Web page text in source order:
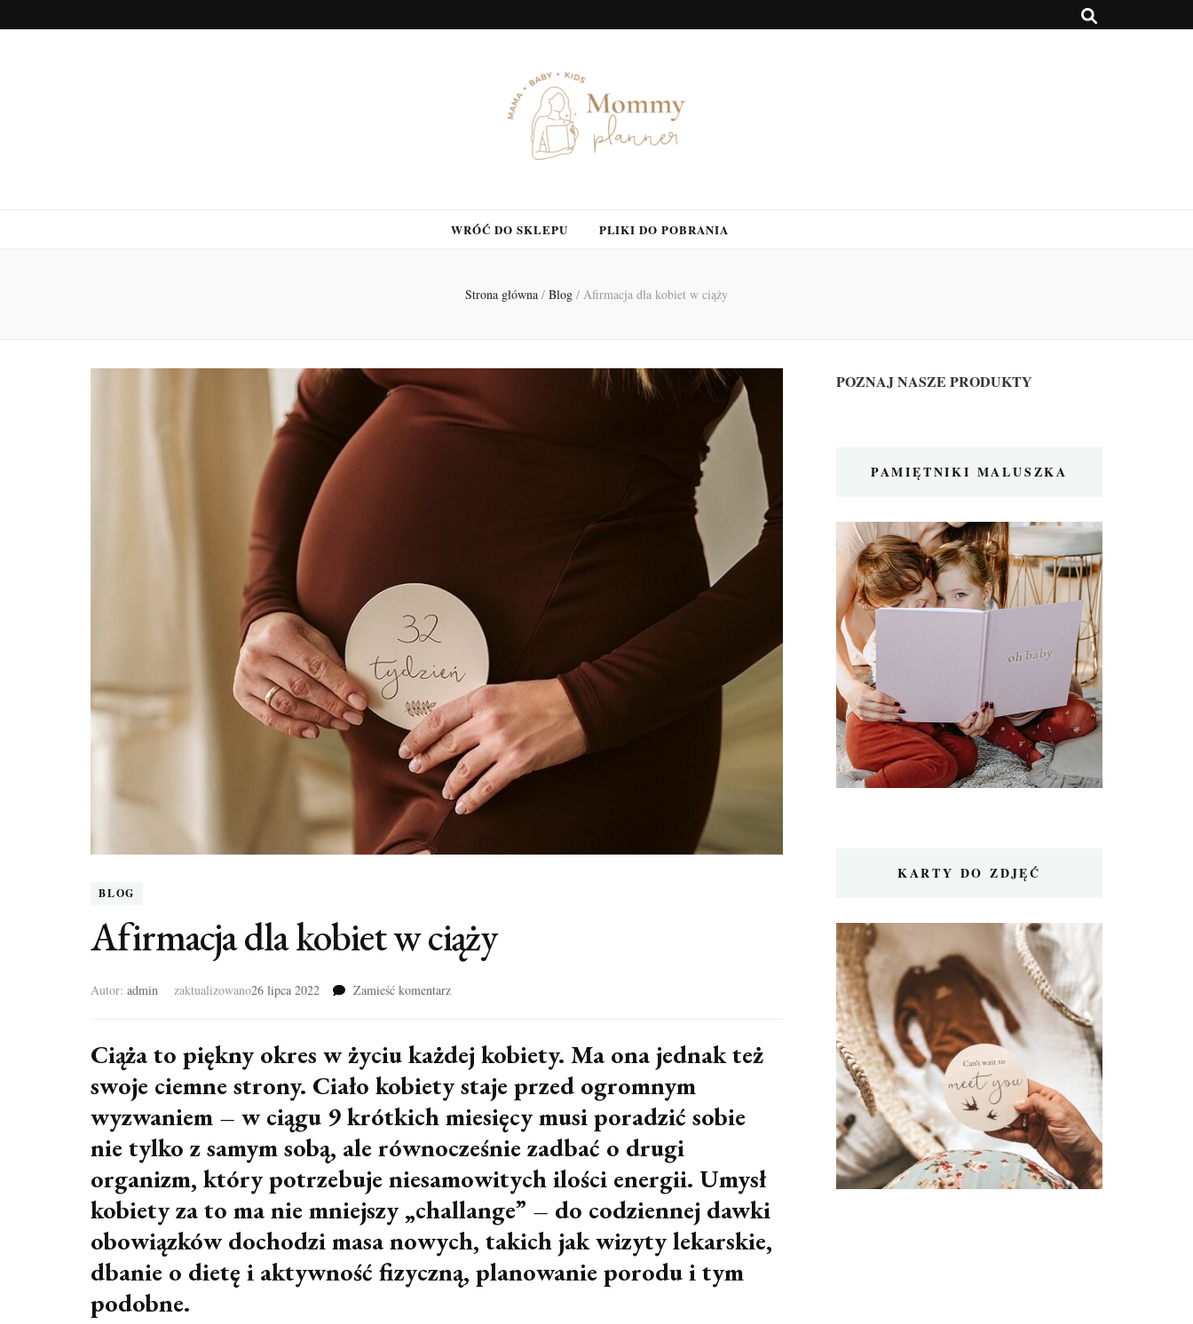
WRÓĆ DO SKLEPU PLIKI DO POBRANIA
Strona główna / Blog / Afirmacja dla kobiet w ciąży
BLOG
Afirmacja dla kobiet w ciąży
Autor: admin zaktualizowano26 lipca 2022 Zamieść komentarzwe
dla
kobiet
w
Ciąża to piękny okres w życiu każdej kobiety. Ma ona jednak też
swoje ciemne strony. Ciało kobiety staje przed ogromnym
wyzwaniem – w ciągu 9 krótkich miesięcy musi poradzić sobie
nie tylko z samym sobą, ale równocześnie zadbać o drugi
organizm, który potrzebuje niesamowitych ilości energii. Umysł
kobiety za to ma nie mniejszy „challange” – do codziennej dawki
obowiązków dochodzi masa nowych, takich jak wizyty lekarskie,
dbanie o dietę i aktywność fizyczną, planowanie porodu i tym
podobne.
POZNAJ NASZE PRODUKTY
PAMIĘTNIKI MALUSZKA
KARTY DO ZDJĘĆ